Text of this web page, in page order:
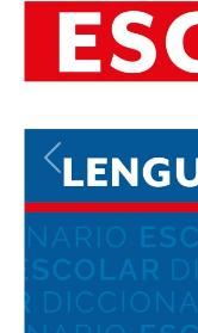
Previous